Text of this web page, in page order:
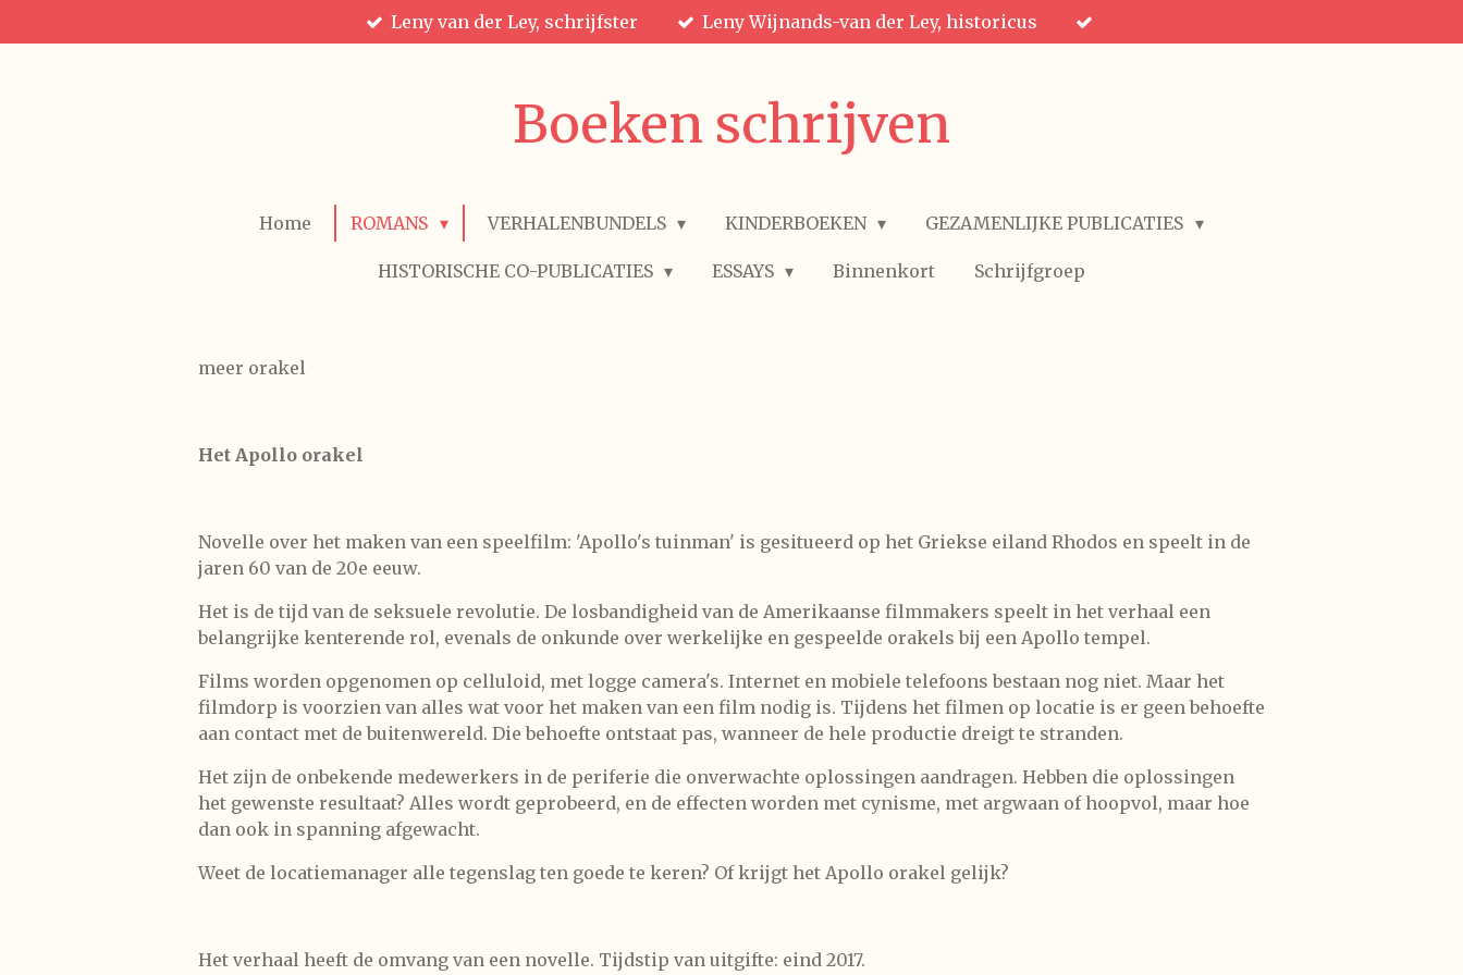
direct
Leny van der Ley, schrijfster Leny Wijnands-van der Ley, historicus
Boeken schrijven
Home ROMANS VERHALENBUNDELS KINDERBOEKEN GEZAMENLIJKE PUBLICATIES
HISTORISCHE CO-PUBLICATIES ESSAYS Binnenkort Schrijfgroep
meer orakel
Het Apollo orakel
Novelle over het maken van een speelfilm: 'Apollo's tuinman' is gesitueerd op het Griekse eiland Rhodos en speelt in de
jaren 60 van de 20e eeuw.
Het is de tijd van de seksuele revolutie. De losbandigheid van de Amerikaanse filmmakers speelt in het verhaal een
belangrijke kenterende rol, evenals de onkunde over werkelijke en gespeelde orakels bij een Apollo tempel.
Films worden opgenomen op celluloid, met logge camera's. Internet en mobiele telefoons bestaan nog niet. Maar het
filmdorp is voorzien van alles wat voor het maken van een film nodig is. Tijdens het filmen op locatie is er geen behoefte
aan contact met de buitenwereld. Die behoefte ontstaat pas, wanneer de hele productie dreigt te stranden.
Het zijn de onbekende medewerkers in de periferie die onverwachte oplossingen aandragen. Hebben die oplossingen
het gewenste resultaat? Alles wordt geprobeerd, en de effecten worden met cynisme, met argwaan of hoopvol, maar hoe
dan ook in spanning afgewacht.
Weet de locatiemanager alle tegenslag ten goede te keren? Of krijgt het Apollo orakel gelijk?
Het verhaal heeft de omvang van een novelle. Tijdstip van uitgifte: eind 2017.